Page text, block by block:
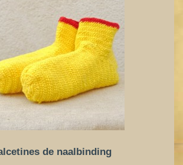
de naalbinding